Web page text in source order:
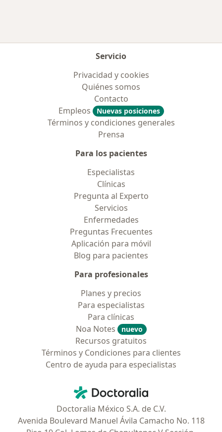
Servicio
Privacidad y cookies
Quiénes somos
Contacto
Empleos
Nuevas posiciones
Términos y condiciones generales
Prensa
Para los pacientes
Especialistas
Clínicas
Pregunta al Experto
Servicios
Enfermedades
Preguntas Frecuentes
Aplicación para móvil
Blog para pacientes
Para profesionales
Planes y precios
Para especialistas
Para clínicas
Noa Notes
nuevo
Recursos gratuitos
Términos y Condiciones para clientes
Centro de ayuda para especialistas
Doctoralia - Página de inicio
Doctoralia México S.A. de C.V.
Avenida Boulevard Manuel Ávila Camacho No. 118